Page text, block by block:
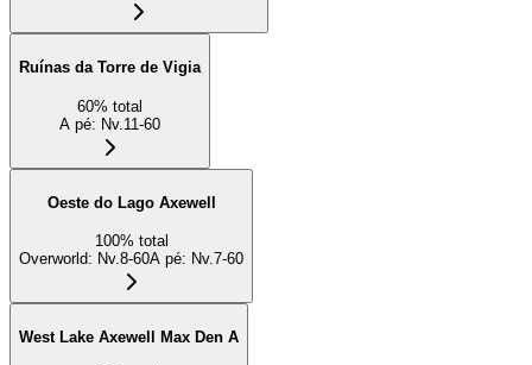
Ruínas da Torre de Vigia
60% total
A pé: Nv.11-60
Oeste do Lago Axewell
100% total
Overworld: Nv.8-60A pé: Nv.7-60
West Lake Axewell Max Den A